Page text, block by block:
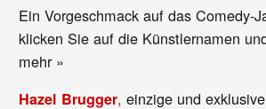
Ein Vorgeschmack auf das Comedy-
klicken Sie auf die Künstlernamen
mehr »
Hazel Brugger, einzige und